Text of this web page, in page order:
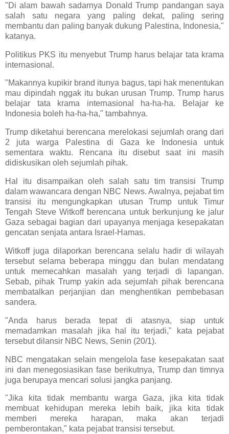
"Di alam bawah sadarnya Donald Trump pandangan saya
salah satu negara yang paling dekat, paling sering
membantu dan paling banyak dukung Palestina, Indonesia,"
katanya.
Politikus PKS itu menyebut Trump harus belajar tata krama
internasional.
"Makannya kupikir brand itunya bagus, tapi hak menentukan
mau dipindah nggak itu bukan urusan Trump. Trump harus
belajar tata krama internasional ha-ha-ha. Belajar ke
Indonesia boleh ha-ha-ha," tambahnya.
Trump diketahui berencana merelokasi sejumlah orang dari
2 juta warga Palestina di Gaza ke Indonesia untuk
sementara waktu. Rencana itu disebut saat ini masih
didiskusikan oleh sejumlah pihak.
Hal itu disampaikan oleh salah satu tim transisi Trump
dalam wawancara dengan NBC News. Awalnya, pejabat tim
transisi itu mengungkapkan utusan Trump untuk Timur
Tengah Steve Witkoff berencana untuk berkunjung ke jalur
Gaza sebagai bagian dari upayanya menjaga kesepakatan
gencatan senjata antara Israel-Hamas.
Witkoff juga dilaporkan berencana selalu hadir di wilayah
tersebut selama beberapa minggu dan bulan mendatang
untuk memecahkan masalah yang terjadi di lapangan.
Sebab, pihak Trump yakin ada sejumlah pihak berencana
membatalkan perjanjian dan menghentikan pembebasan
sandera.
"Anda harus berada tepat di atasnya, siap untuk
memadamkan masalah jika hal itu terjadi," kata pejabat
tersebut dilansir NBC News, Senin (20/1).
NBC mengatakan selain mengelola fase kesepakatan saat
ini dan menegosiasikan fase berikutnya, Trump dan timnya
juga berupaya mencari solusi jangka panjang.
"Jika kita tidak membantu warga Gaza, jika kita tidak
membuat kehidupan mereka lebih baik, jika kita tidak
memberi mereka harapan, maka akan terjadi
pemberontakan," kata pejabat transisi tersebut.